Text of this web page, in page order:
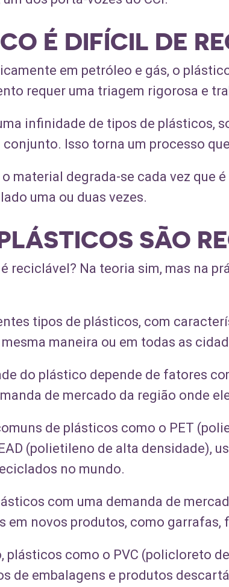
É DIFÍCIL DE
em petróleo e gás, o
requer uma triagem rigorosa e
infinidade de tipos de plásticos,
Isso torna um processo
material degrada-se cada vez que
uma ou duas vezes.
SÃO
reciclável? Na teoria sim, mas na
tipos de plásticos, com
maneira ou em todas as
do plástico depende de fatores
de mercado da região onde
de plásticos como o PET
(polietileno de alta densidade),
no mundo.
com uma demanda de
em novos produtos, como garrafas,
plásticos como o PVC (policloreto
de embalagens e produtos